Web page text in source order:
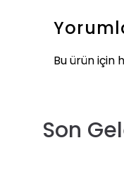
Bu ürün için
Son